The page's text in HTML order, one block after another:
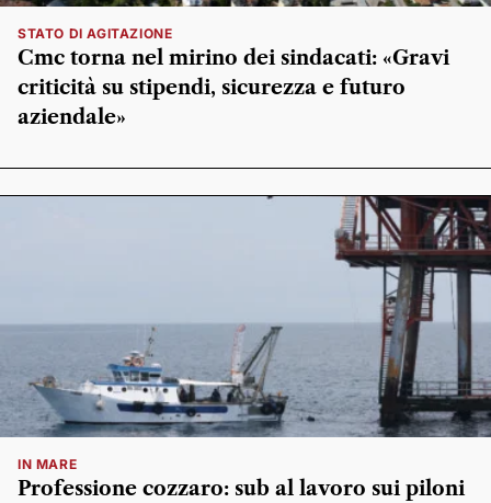
STATO DI AGITAZIONE
Cmc torna nel mirino dei sindacati: «Gravi
criticità su stipendi, sicurezza e futuro
aziendale»
IN MARE
Professione cozzaro: sub al lavoro sui piloni